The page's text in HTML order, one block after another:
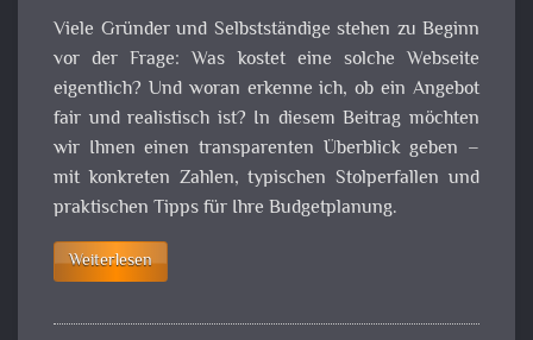
Viele Gründer und Selbstständige stehen zu Beginn
vor der Frage: Was kostet eine solche Webseite
eigentlich? Und woran erkenne ich, ob ein Angebot
fair und realistisch ist? In diesem Beitrag möchten
wir Ihnen einen transparenten Überblick geben –
mit konkreten Zahlen, typischen Stolperfallen und
praktischen Tipps für Ihre Budgetplanung.
Weiterlesen